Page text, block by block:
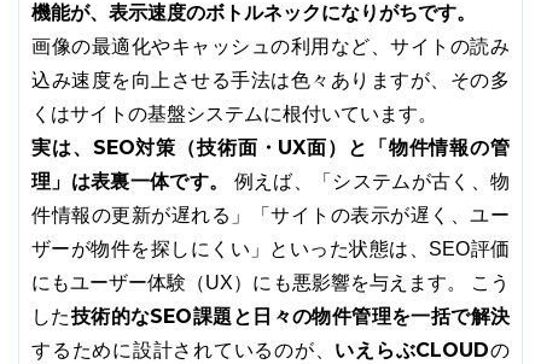
機能が、表示速度のボトルネックになりがちです。
画像の最適化やキャッシュの利用など、サイトの読み
込み速度を向上させる手法は色々ありますが、その多
くはサイトの基盤システムに根付いています。
実は、SEO対策（技術面・UX面）と「物件情報の管
理」は表裏一体です。
例えば、「システムが古く、物
件情報の更新が遅れる」「サイトの表示が遅く、ユー
ザーが物件を探しにくい」といった状態は、SEO評価
にもユーザー体験（UX）にも悪影響を与えます。 こう
した技術的なSEO課題と日々の物件管理を一括で解決
するために設計されているのが、 いえらぶCLOUDの